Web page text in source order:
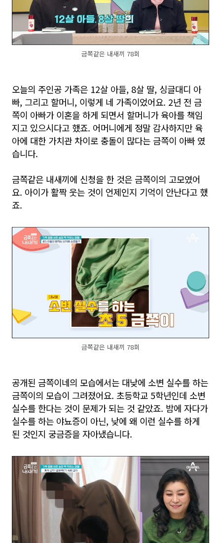
금쪽같은 내새끼 78회
오늘의 주인공 가족은 12살 아들, 8살 딸, 싱글대디 아
빠, 그리고 할머니, 이렇게 네 가족이었어요. 2년 전 금
쪽이 아빠가 이혼을 하게 되면서 할머니가 육아를 책임
지고 있으시다고 했죠. 어머니에게 정말 감사하지만 육
아에 대한 가치관 차이로 충돌이 많다는 금쪽이 아빠 였
습니다.
금쪽같은 내새끼에 신청을 한 것은 금쪽이의 고모였어
요. 아이가 활짝 웃는 것이 언제인지 기억이 안난다고 했
죠.
금쪽같은 내새끼 78회
공개된 금쪽이네의 모습에서는 대낮에 소변 실수를 하는
금쪽이의 모습이 그려졌어요. 초등학교 5학년인데 소변
실수를 한다는 것이 문제가 되는 것 같았죠. 밤에 자다가
실수를 하는 야뇨증이 아닌, 낮에 왜 이런 실수를 하게
된 것인지 궁금증을 자아냈습니다.